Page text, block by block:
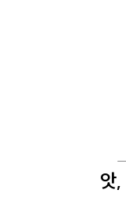
앗